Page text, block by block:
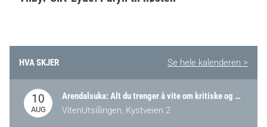
HVA SKJER Se hele kalenderen >
10
AUG
Arendalsuka: Alt du trenger å vite om kritiske og strategiske verdikjeder i Norge
VitenUtsillingen, Kystveien 2